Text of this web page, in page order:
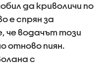
да криволичи по
е спрян за
че водачът този
отново пиян.
с